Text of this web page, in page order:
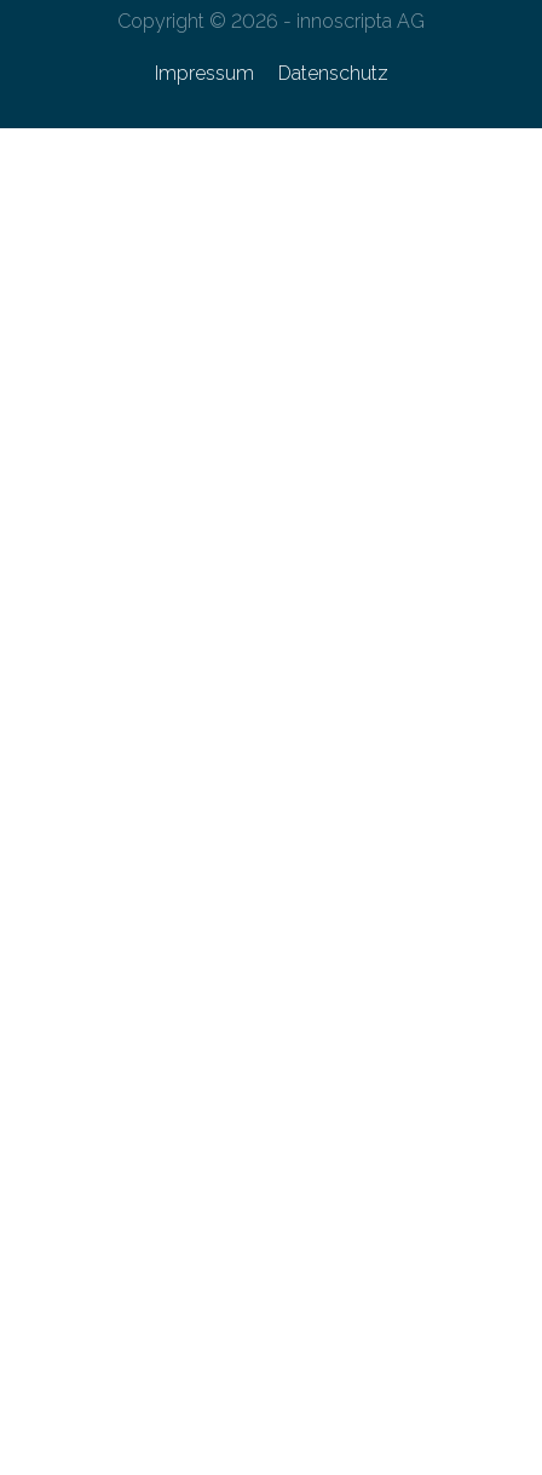
Copyright © 2026 - innoscripta AG
Impressum Datenschutz